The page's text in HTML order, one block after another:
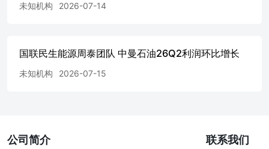
未知机构 2026-07-14
国联民生能源周泰团队 中曼石油26Q2利润环比增长
未知机构 2026-07-15
公司简介 联系我们